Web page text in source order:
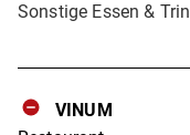
Sonstige Essen &
VINUM